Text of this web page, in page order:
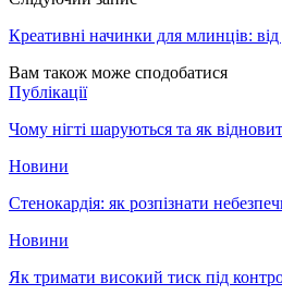
Креативні начинки для млинців:
Вам також може сподобатися
Публікації
Чому нігті шаруються та як
Новини
Стенокардія: як розпізнати
Новини
Як тримати високий тиск під